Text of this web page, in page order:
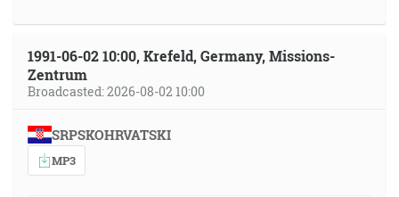
1991-06-02 10:00, Krefeld, Germany, Missions-
Zentrum
Broadcasted: 2026-08-02 10:00
SRPSKOHRVATSKI
MP3